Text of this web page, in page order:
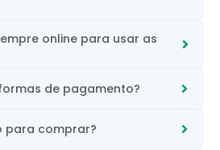
online para usar as
de pagamento?
para comprar?